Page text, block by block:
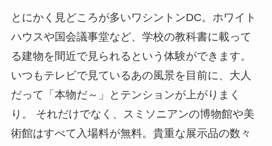
とにかく見どころが多いワシントンDC。ホワイト
ハウスや国会議事堂など、学校の教科書に載って
る建物を間近で見られるという体験ができます。
いつもテレビで見ているあの風景を目前に、大人
だって「本物だ～」とテンションが上がりまく
り。 それだけでなく、スミソニアンの博物館や美
術館はすべて入場料が無料。貴重な展示品の数々